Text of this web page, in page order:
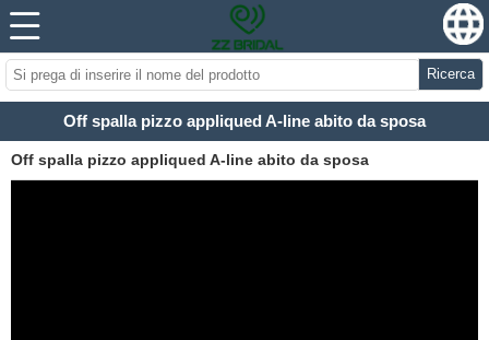
Ricerca
Off spalla pizzo appliqued A-line abito da sposa
Off spalla pizzo appliqued A-line abito da sposa